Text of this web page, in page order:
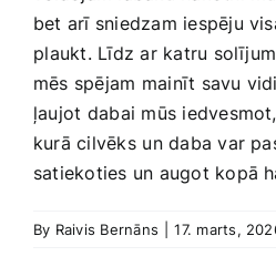
bet arī sniedzam iespēju
⁣plaukt. Līdz‌ ar katru
mēs spējam ⁣mainīt‌ savu
ļaujot ⁣dabai mūs
kurā cilvēks⁣ un daba var
satiekoties un augot kopā
By Raivis Bernāns 17. marts,